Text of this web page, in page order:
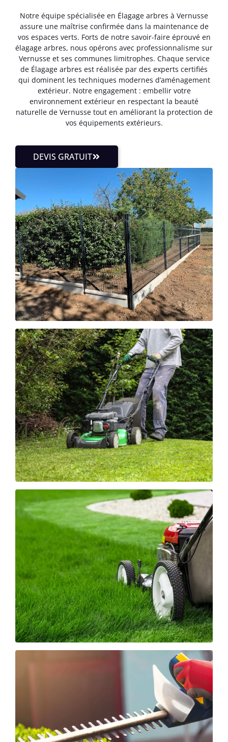
Notre équipe spécialisée en Élagage arbres à Vernusse
assure une maîtrise confirmée dans la maintenance de
vos espaces verts. Forts de notre savoir-faire éprouvé en
élagage arbres, nous opérons avec professionnalisme sur
Vernusse et ses communes limitrophes. Chaque service
de Élagage arbres est réalisée par des experts certifiés
qui dominent les techniques modernes d’aménagement
extérieur. Notre engagement : embellir votre
environnement extérieur en respectant la beauté
naturelle de Vernusse tout en améliorant la protection de
vos équipements extérieurs.
DEVIS GRATUIT